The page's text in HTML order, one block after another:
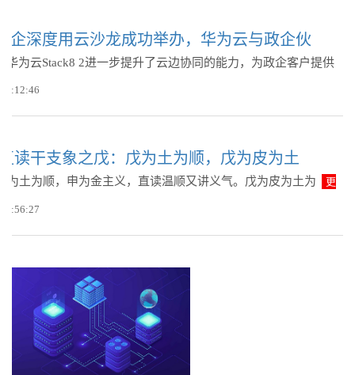
企深度用云沙龙成功举办，华为云与政企伙
华为云Stack8 2进一步提升了云边协同的能力，为政企客户提供
读干支象之戊：戊为土为顺，戊为皮为土
为土为顺，申为金主义，直读温顺又讲义气。戊为皮为土为 更